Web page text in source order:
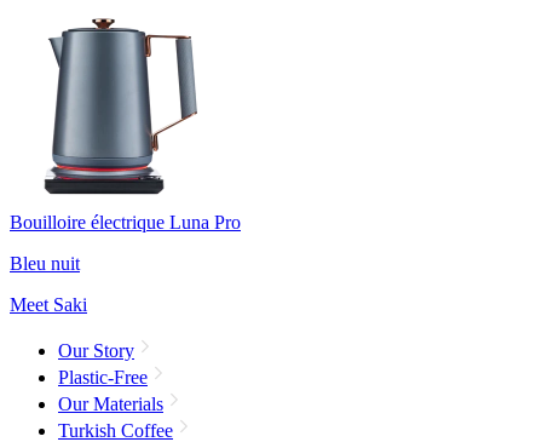
Bouilloire électrique Luna Pro
Bleu nuit
Meet Saki
Our Story
Plastic-Free
Our Materials
Turkish Coffee